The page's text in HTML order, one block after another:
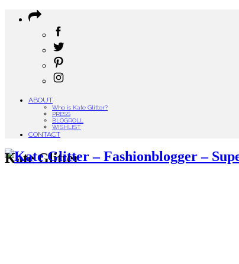
ABOUT
Who is Kate Glitter?
PRESS
BLOGROLL
WISHLIST
CONTACT
Kate Glitter